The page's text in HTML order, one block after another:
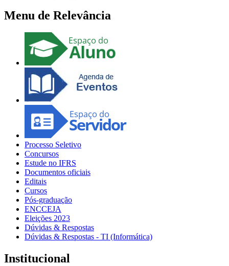
Menu de Relevância
Processo Seletivo
Concursos
Estude no IFRS
Documentos oficiais
Editais
Cursos
Pós-graduação
ENCCEJA
Eleições 2023
Dúvidas & Respostas
Dúvidas & Respostas - TI (Informática)
Institucional